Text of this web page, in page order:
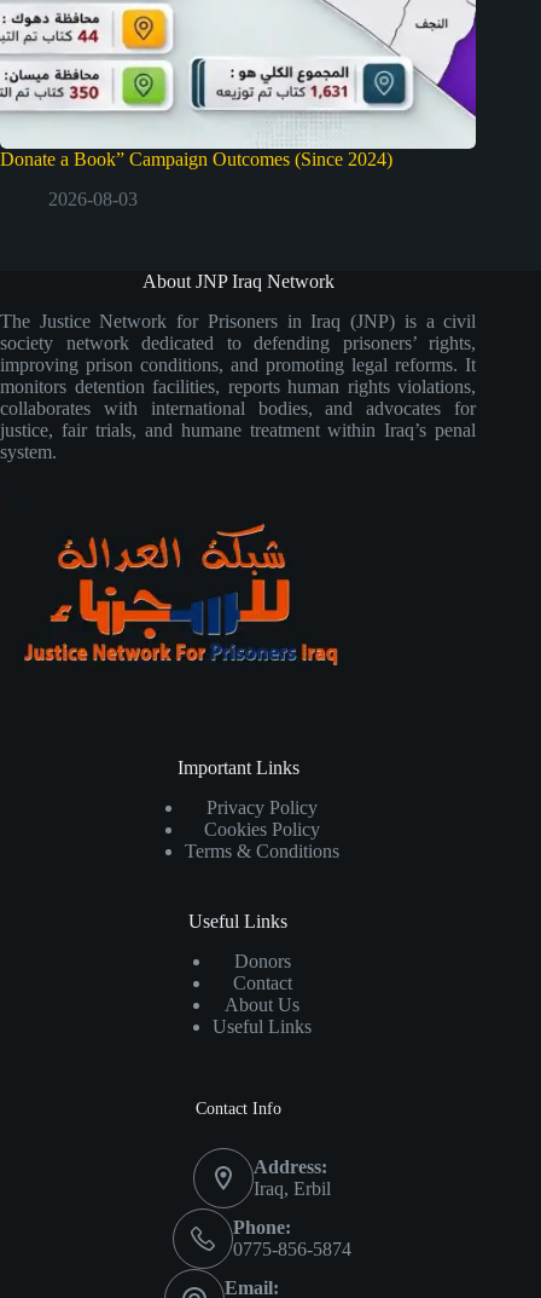
Donate a Book” Campaign Outcomes (Since 2024)
2026-08-03
About JNP Iraq Network
The Justice Network for Prisoners in Iraq (JNP) is a civil
society network dedicated to defending prisoners’ rights,
improving prison conditions, and promoting legal reforms. It
monitors detention facilities, reports human rights violations,
collaborates with international bodies, and advocates for
justice, fair trials, and humane treatment within Iraq’s penal
system.
Important Links
Privacy Policy
Cookies Policy
Terms & Conditions
Useful Links
Donors
Contact
About Us
Useful Links
Contact Info
Address:
Iraq, Erbil
Phone:
0775-856-5874
Email: